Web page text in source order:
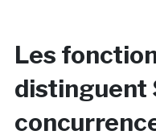
Les
distinguent